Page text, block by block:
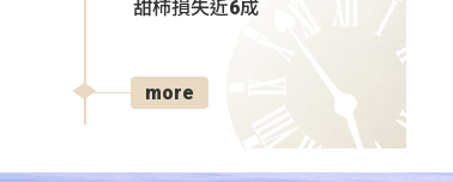
甜柿損失近6成
more